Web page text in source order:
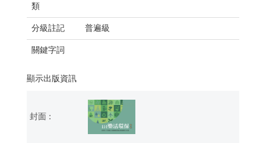
類
分級註記 普遍級
關鍵字詞
顯示出版資訊